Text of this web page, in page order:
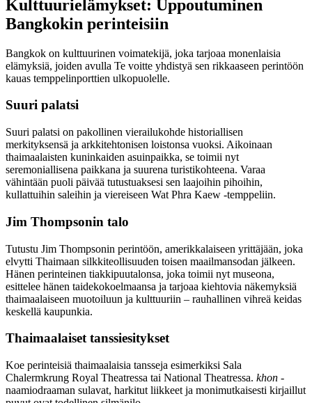
Kulttuurielämykset: Uppoutuminen
Bangkokin perinteisiin
Bangkok on kulttuurinen voimatekijä, joka tarjoaa monenlaisia
elämyksiä, joiden avulla Te voitte yhdistyä sen rikkaaseen perintöön
kauas temppelinporttien ulkopuolelle.
Suuri palatsi
Suuri palatsi on pakollinen vierailukohde historiallisen
merkityksensä ja arkkitehtonisen loistonsa vuoksi. Aikoinaan
thaimaalaisten kuninkaiden asuinpaikka, se toimii nyt
seremoniallisena paikkana ja suurena turistikohteena. Varaa
vähintään puoli päivää tutustuaksesi sen laajoihin pihoihin,
kullattuihin saleihin ja viereiseen Wat Phra Kaew -temppeliin.
Jim Thompsonin talo
Tutustu Jim Thompsonin perintöön, amerikkalaiseen yrittäjään, joka
elvytti Thaimaan silkkiteollisuuden toisen maailmansodan jälkeen.
Hänen perinteinen tiakkipuutalonsa, joka toimii nyt museona,
esittelee hänen taidekokoelmaansa ja tarjoaa kiehtovia näkemyksiä
thaimaalaiseen muotoiluun ja kulttuuriin – rauhallinen vihreä keidas
keskellä kaupunkia.
Thaimaalaiset tanssiesitykset
Koe perinteisiä thaimaalaisia tansseja esimerkiksi Sala
Chalermkrung Royal Theatressa tai National Theatressa. khon -
naamiodraaman sulavat, harkitut liikkeet ja monimutkaisesti kirjaillut